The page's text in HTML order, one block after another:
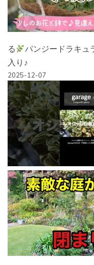
る
パンジードラキュ
入り♪
2025-12-07